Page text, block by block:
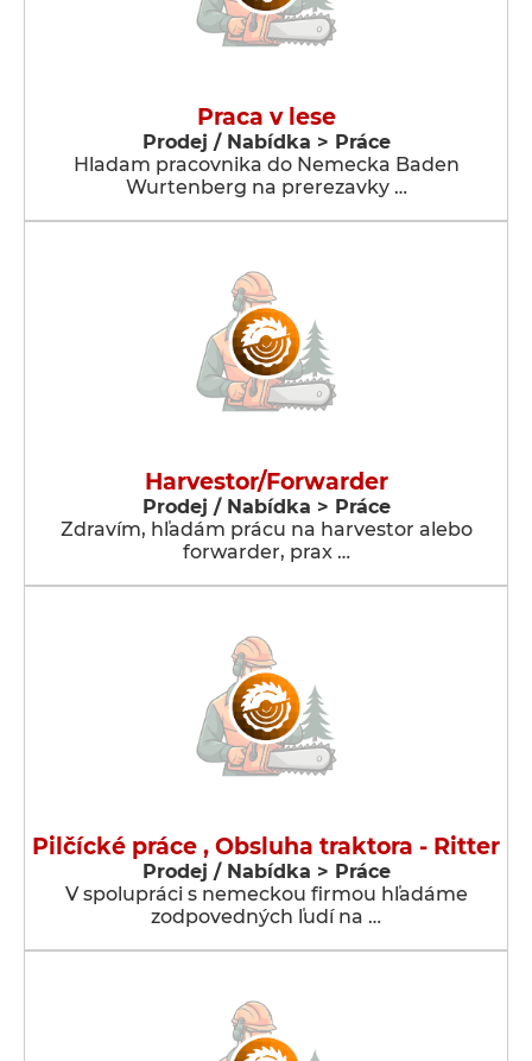
Praca v lese
Prodej / Nabídka > Práce
Hladam pracovnika do Nemecka Baden
Wurtenberg na prerezavky …
Harvestor/Forwarder
Prodej / Nabídka > Práce
Zdravím, hľadám prácu na harvestor alebo
forwarder, prax …
Pilčícké práce , Obsluha traktora - Ritter
Prodej / Nabídka > Práce
V spolupráci s nemeckou firmou hľadáme
zodpovedných ľudí na …